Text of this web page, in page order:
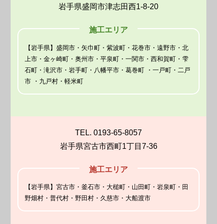
岩手県盛岡市津志田西1-8-20
施工エリア
【岩手県】盛岡市・矢巾町・紫波町・花巻市・遠野市・北
上市・金ヶ崎町・奥州市・平泉町・一関市・西和賀町・雫
石町・滝沢市・岩手町・八幡平市・葛巻町 ・一戸町・二戸
市 ・九戸村・軽米町
TEL. 0193-65-8057
岩手県宮古市西町1丁目7-36
施工エリア
【岩手県】宮古市・釜石市・大槌町・山田町・岩泉町・田
野畑村・普代村・野田村・久慈市・大船渡市